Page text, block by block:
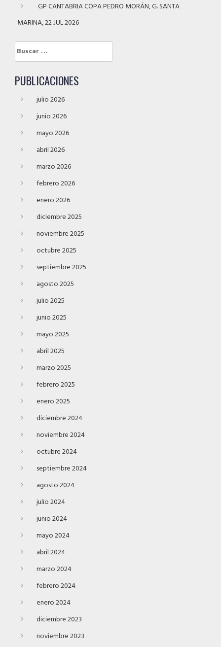
GP CANTABRIA COPA PEDRO MORÁN, G. SANTA
MARINA, 22 JUL 2026
Buscar:
PUBLICACIONES
julio 2026
junio 2026
mayo 2026
abril 2026
marzo 2026
febrero 2026
enero 2026
diciembre 2025
noviembre 2025
octubre 2025
septiembre 2025
agosto 2025
julio 2025
junio 2025
mayo 2025
abril 2025
marzo 2025
febrero 2025
enero 2025
diciembre 2024
noviembre 2024
octubre 2024
septiembre 2024
agosto 2024
julio 2024
junio 2024
mayo 2024
abril 2024
marzo 2024
febrero 2024
enero 2024
diciembre 2023
noviembre 2023